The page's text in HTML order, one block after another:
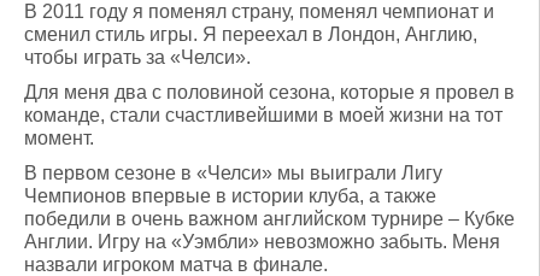
В 2011 году я поменял страну, поменял чемпионат и
сменил стиль игры. Я переехал в Лондон, Англию,
чтобы играть за «Челси».
Для меня два с половиной сезона, которые я провел в
команде, стали счастливейшими в моей жизни на тот
момент.
В первом сезоне в «Челси» мы выиграли Лигу
Чемпионов впервые в истории клуба, а также
победили в очень важном английском турнире ­­­– Кубке
Англии. Игру на «Уэмбли» невозможно забыть. Меня
назвали игроком матча в финале.